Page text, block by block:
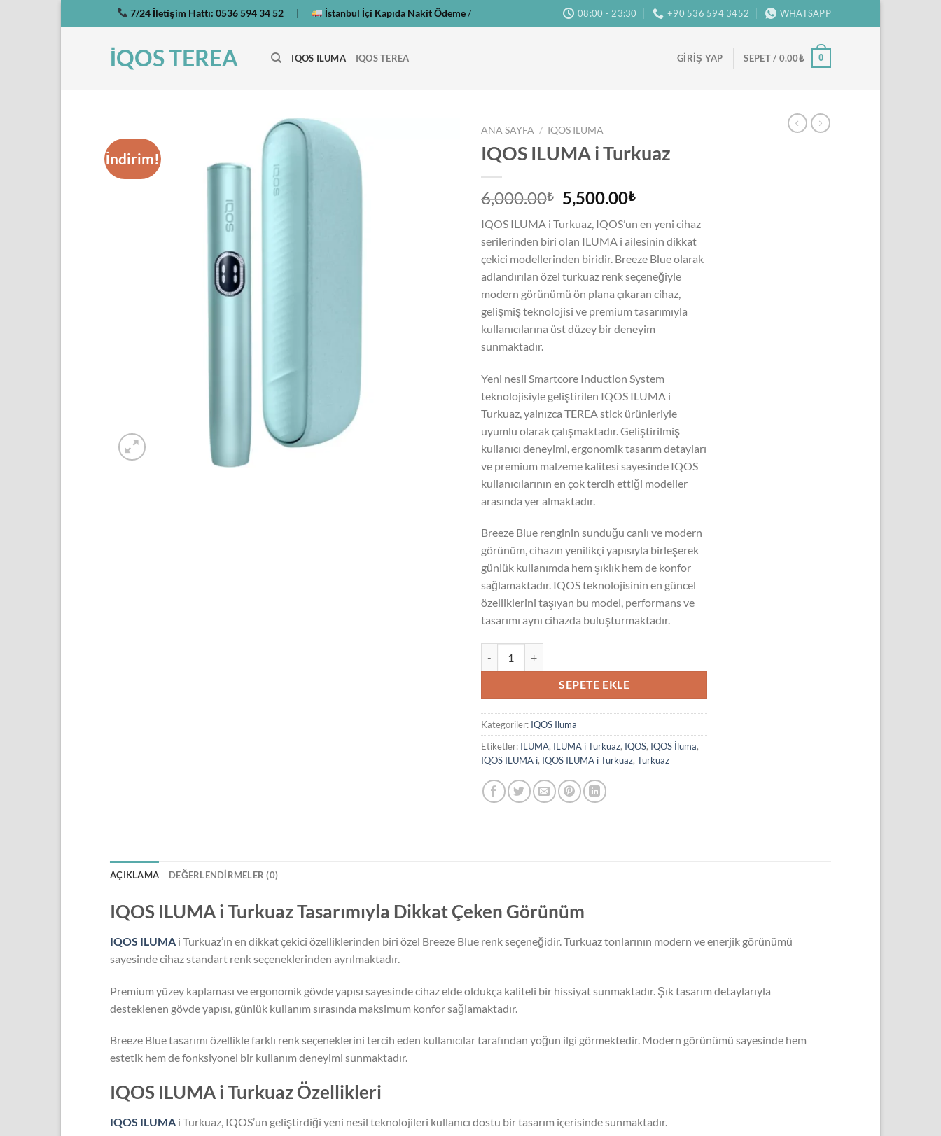
atla
7/24 İletişim Hattı: 0536 594 34 52 | İstanbul İçi Kapıda Nakit Ödeme/ 08:00 - 23:30 +90 536 594 3452 WHATSAPP
İQOS TEREA IQOS ILUMA IQOS TEREA GIRIŞ YAP SEPET / 0.00₺ 0
İndirim!
ANA SAYFA / IQOS ILUMA
IQOS ILUMA i Turkuaz
6,000.00₺
Orijinal
fiyat:
6,000.00₺.
5,500.00₺Şu
fiyat:
5,500.00₺.
IQOS ILUMA i Turkuaz, IQOS’un en yeni cihaz
serilerinden biri olan ILUMA i ailesinin dikkat
çekici modellerinden biridir. Breeze Blue olarak
adlandırılan özel turkuaz renk seçeneğiyle
modern görünümü ön plana çıkaran cihaz,
gelişmiş teknolojisi ve premium tasarımıyla
kullanıcılarına üst düzey bir deneyim
sunmaktadır.
Yeni nesil Smartcore Induction System
teknolojisiyle geliştirilen IQOS ILUMA i
Turkuaz, yalnızca TEREA stick ürünleriyle
uyumlu olarak çalışmaktadır. Geliştirilmiş
kullanıcı deneyimi, ergonomik tasarım detayları
ve premium malzeme kalitesi sayesinde IQOS
kullanıcılarının en çok tercih ettiği modeller
arasında yer almaktadır.
Breeze Blue renginin sunduğu canlı ve modern
görünüm, cihazın yenilikçi yapısıyla birleşerek
günlük kullanımda hem şıklık hem de konfor
sağlamaktadır. IQOS teknolojisinin en güncel
özelliklerini taşıyan bu model, performans ve
tasarımı aynı cihazda buluşturmaktadır.
SEPETE EKLE
Kategoriler: IQOS Iluma
Etiketler: ILUMA, ILUMA i Turkuaz, IQOS, IQOS İluma,
IQOS ILUMA i, IQOS ILUMA i Turkuaz, Turkuaz
AÇIKLAMA DEĞERLENDIRMELER (0)
IQOS ILUMA i Turkuaz Tasarımıyla Dikkat Çeken Görünüm
IQOS ILUMA i Turkuaz’ın en dikkat çekici özelliklerinden biri özel Breeze Blue renk seçeneğidir. Turkuaz tonlarının modern ve enerjik görünümü
sayesinde cihaz standart renk seçeneklerinden ayrılmaktadır.
Premium yüzey kaplaması ve ergonomik gövde yapısı sayesinde cihaz elde oldukça kaliteli bir hissiyat sunmaktadır. Şık tasarım detaylarıyla
desteklenen gövde yapısı, günlük kullanım sırasında maksimum konfor sağlamaktadır.
Breeze Blue tasarımı özellikle farklı renk seçeneklerini tercih eden kullanıcılar tarafından yoğun ilgi görmektedir. Modern görünümü sayesinde hem
estetik hem de fonksiyonel bir kullanım deneyimi sunmaktadır.
IQOS ILUMA i Turkuaz Özellikleri
IQOS ILUMA i Turkuaz, IQOS’un geliştirdiği yeni nesil teknolojileri kullanıcı dostu bir tasarım içerisinde sunmaktadır.